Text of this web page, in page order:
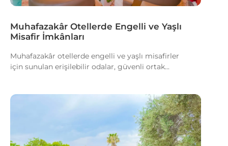
Muhafazakâr Otellerde Engelli ve Yaşlı
Misafir İmkânları
Muhafazakâr otellerde engelli ve yaşlı misafirler
için sunulan erişilebilir odalar, güvenli ortak...